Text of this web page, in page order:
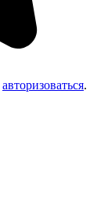
авторизоваться.